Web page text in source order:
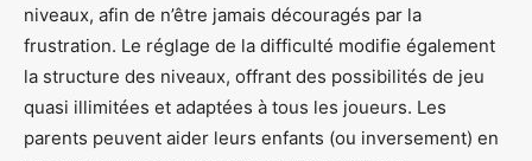
niveaux, afin de n’être jamais découragés par la
frustration. Le réglage de la difficulté modifie également
la structure des niveaux, offrant des possibilités de jeu
quasi illimitées et adaptées à tous les joueurs. Les
parents peuvent aider leurs enfants (ou inversement) en